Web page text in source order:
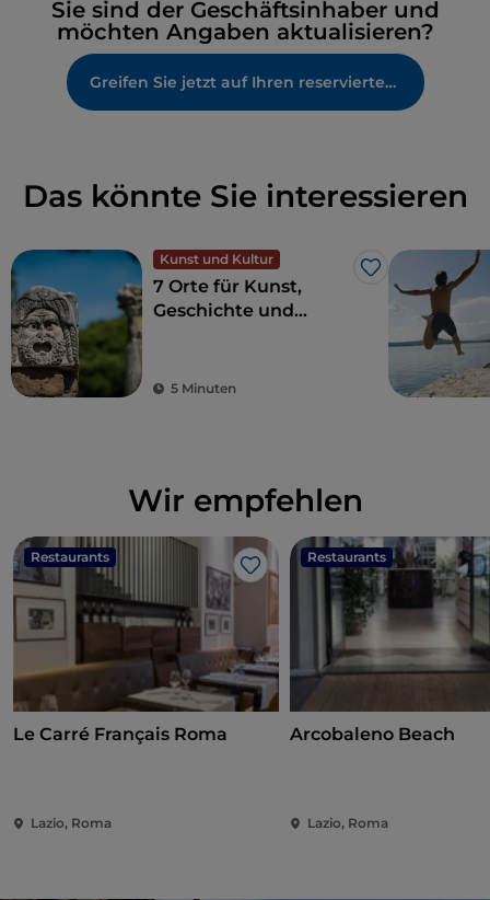
Sie sind der Geschäftsinhaber und
möchten Angaben aktualisieren?
Greifen Sie jetzt auf Ihren reservierten Bereich zu
Das könnte Sie interessieren
Kunst und Kultur
Like
7 Orte für Kunst,
Geschichte und
5 Minuten
Wir empfehlen
Restaurants
Like
Le Carré Français Roma
Lazio, Roma
Restaurants
Arcobaleno Beach
Lazio, Roma